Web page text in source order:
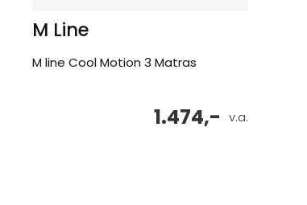
M Line
M line Cool Motion 3 Matras
v.a.
1.474,-